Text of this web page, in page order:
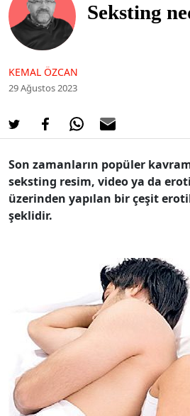
Seksting
KEMAL ÖZCAN
29 Ağustos 2023
Son zamanların popüler
seksting resim, video ya da
üzerinden yapılan bir çeşit
şeklidir.